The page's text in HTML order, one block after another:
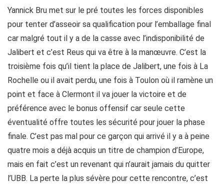
Yannick Bru met sur le pré toutes les forces disponibles
pour tenter d’asseoir sa qualification pour l’emballage final
car malgré tout il y a de la casse avec l’indisponibilité de
Jalibert et c’est Reus qui va être à la manœuvre. C’est la
troisième fois qu’il tient la place de Jalibert, une fois à La
Rochelle ou il avait perdu, une fois à Toulon où il ramène un
point et face à Clermont il va jouer la victoire et de
préférence avec le bonus offensif car seule cette
éventualité offre toutes les sécurité pour jouer la phase
finale. C’est pas mal pour ce garçon qui arrivé il y a à peine
quatre mois a déjà acquis un titre de champion d’Europe,
mais en fait c’est un revenant qui n’aurait jamais du quitter
l’UBB. La perte la plus sévère pour cette rencontre, c’est